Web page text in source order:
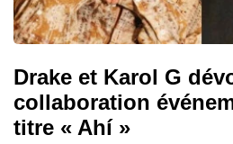
Drake et Karol G
collaboration
titre « Ahí »